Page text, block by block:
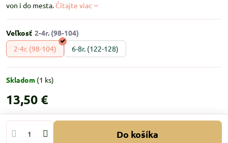
von i do mesta. Čítajte viac
Veľkosť
2-4r. (98-104)
6-8r. (122-128)
Skladom (1 ks)
13,50 €
Do košíka